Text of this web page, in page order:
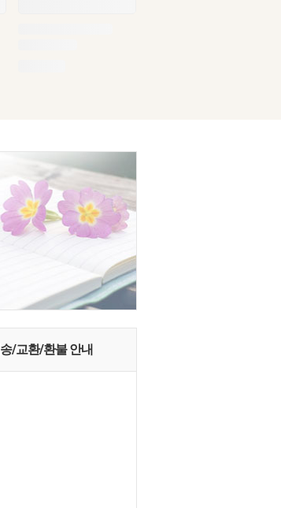
/교환/환불 안내